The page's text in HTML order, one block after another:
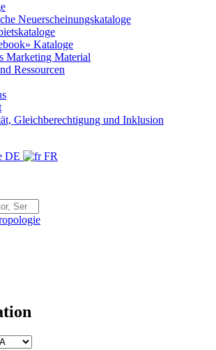
Neuerscheinungskataloge
Kataloge
Marketing Material
Ressourcen
Gleichberechtigung und Inklusion
DE
FR